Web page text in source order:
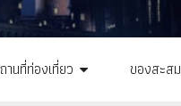
านที่ท่องเที่ยว ของสะสม